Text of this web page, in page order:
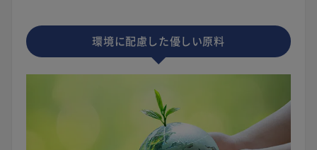
環境に配慮した優しい原料